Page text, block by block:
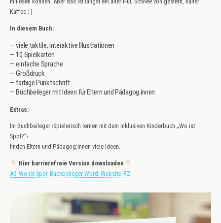
Kaffee ;-)
In diesem Buch:
— viele taktile, interaktive Illustrationen
— 10 Spielkarten
— einfache Sprache
­­— Großdruck
— farbige Punktschrift
— Buchbeileger mit Ideen für Eltern und Pädagog:innen
Extras:
Im Buchbeileger ›Spielerisch lernen mit dem inklusiven Kinderbuch „Wo ist
Spot?”‹
finden Eltern und Pädagog:innen viele Ideen.
Hier barrierefreie Version downloaden
AS_Wo ist Spot_Buchbeileger Word_Website_RZ